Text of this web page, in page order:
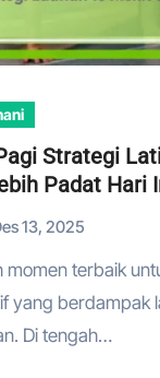
Strategi
Padat Hari
13, 2025
yang berdampak
Di tengah…